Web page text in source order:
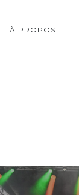
À PROPOS